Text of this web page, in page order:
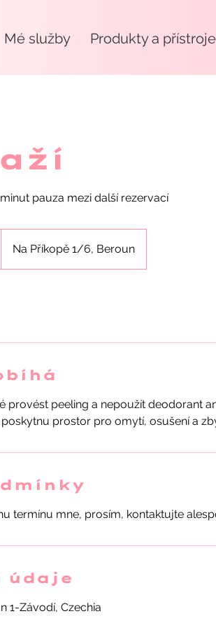
Mé služby Produkty a přístroje
pauza mezi další rezervací
Na Příkopě 1/6, Beroun
provést peeling a nepoužít deodorant
termínu mne, prosím, kontaktujte
údaje
1-Závodí, Czechia